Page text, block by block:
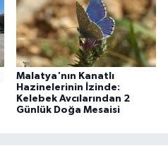
Malatya'nın Kanatlı
Hazinelerinin İzinde:
Kelebek Avcılarından 2
Günlük Doğa Mesaisi